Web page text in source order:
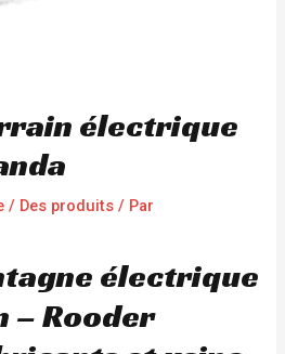
électrique
/ Des produits / Par
électrique
Rooder